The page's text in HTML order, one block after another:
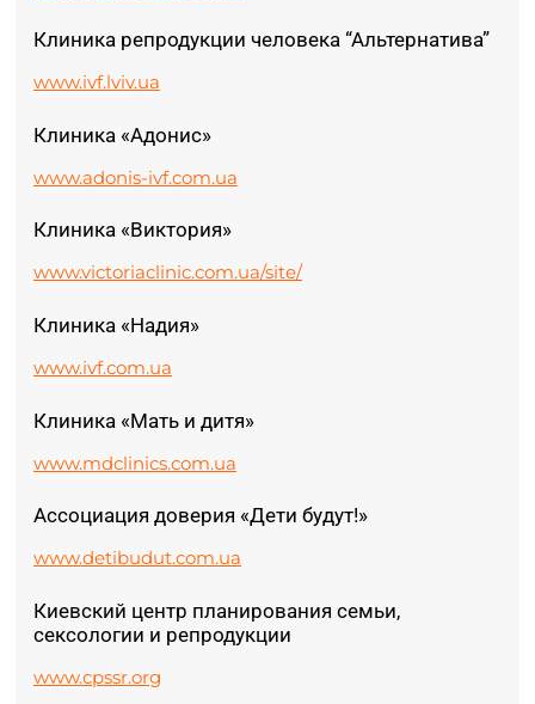
Клиника репродукции человека “Альтернатива”
www.ivf.lviv.ua
Клиника «Адонис»
www.adonis-ivf.com.ua
Клиника «Виктория»
www.victoriaclinic.com.ua/site/
Клиника «Надия»
www.ivf.com.ua
Клиника «Мать и дитя»
www.mdclinics.com.ua
Ассоциация доверия «Дети будут!»
www.detibudut.com.ua
Киевский центр планирования семьи,
сексологии и репродукции
www.cpssr.org